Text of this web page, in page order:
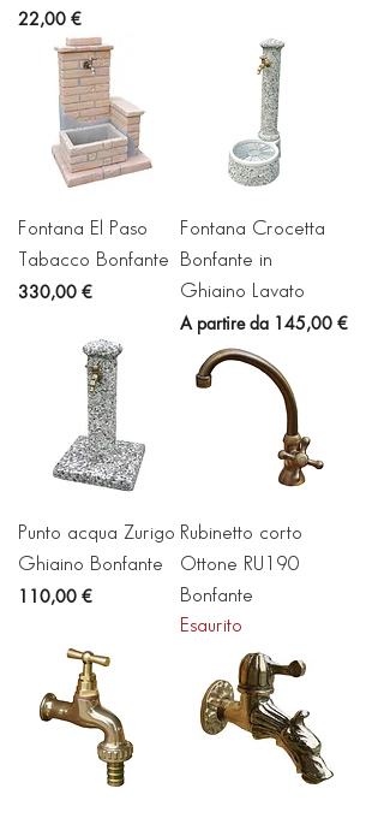
Prezzo
22,00 €
Fontana El Paso
Tabacco Bonfante
Prezzo
330,00 €
Fontana Crocetta
Bonfante in
Ghiaino Lavato
A partire da 145,00 €
Prezzo scontato
Punto acqua Zurigo
Ghiaino Bonfante
Prezzo
110,00 €
Rubinetto corto
Ottone RU190
Bonfante
Esaurito